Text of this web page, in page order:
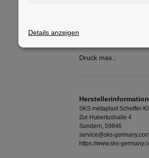
Druck max.:
SKS metaplast Scheffer-
Zur Hubertushalle 4
Sundern, 59846
service@sks-
https://www.sks-
Details anzeigen